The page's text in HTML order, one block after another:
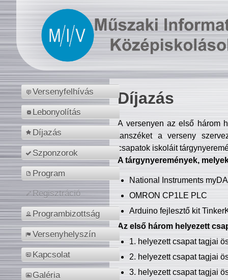
Versenyfelhívás
Lebonyolítás
Díjazás
Szponzorok
Program
Regisztráció
Programbizottság
Versenyhelyszín
Kapcsolat
Galéria
Díjazás
A versenyen az első három
tanszéket a verseny
csapatok iskoláit
A tárgynyeremények,
National Instruments
OMRON CP1LE PLC
Arduino fejlesztő kit
Az első három helyezett
1. helyezett csapat tagjai
2. helyezett csapat tagjai
3. helyezett csapat tagjai